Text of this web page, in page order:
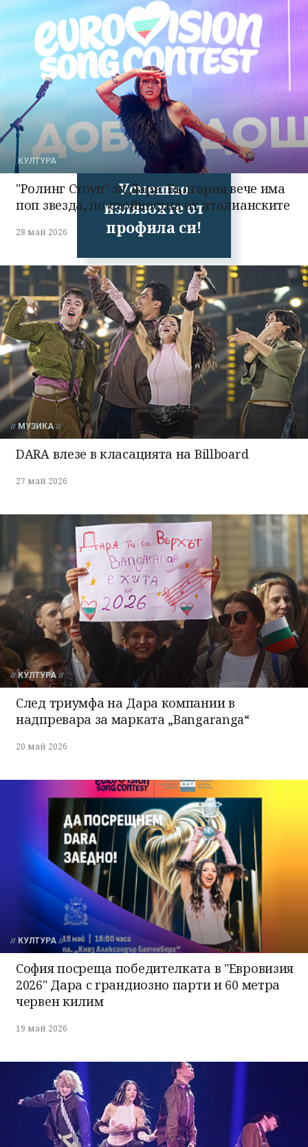
Успешно
излязохте от
профила си!
КУЛТУРА
"Ролинг Стоун" за Дара: България вече има
поп звезда, по-стойностна от италианските
28 май 2026
МУЗИКА
DARA влезе в класацията на Billboard
27 май 2026
КУЛТУРА
След триумфа на Дара компании в
надпревара за марката „Bangaranga“
20 май 2026
КУЛТУРА
София посреща победителката в "Евровизия
2026" Дара с грандиозно парти и 60 метра
червен килим
19 май 2026